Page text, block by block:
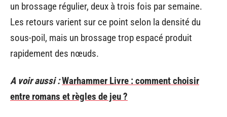
un brossage régulier, deux à trois fois par semaine.
Les retours varient sur ce point selon la densité du
sous-poil, mais un brossage trop espacé produit
rapidement des nœuds.
A voir aussi :Warhammer Livre : comment choisir
entre romans et règles de jeu ?